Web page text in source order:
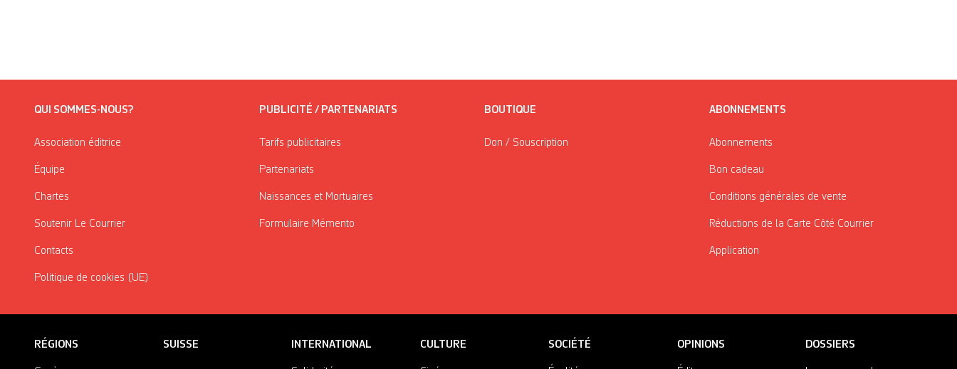
QUI SOMMES-NOUS?
Association éditrice
Équipe
Chartes
Soutenir Le Courrier
Contacts
Politique de cookies (UE)
PUBLICITÉ / PARTENARIATS
Tarifs publicitaires
Partenariats
Naissances et Mortuaires
Formulaire Mémento
BOUTIQUE
Don / Souscription
ABONNEMENTS
Abonnements
Bon cadeau
Conditions générales de vente
Réductions de la Carte Côté Courrier
Application
RÉGIONS SUISSE INTERNATIONAL CULTURE SOCIÉTÉ OPINIONS DOSSIERS